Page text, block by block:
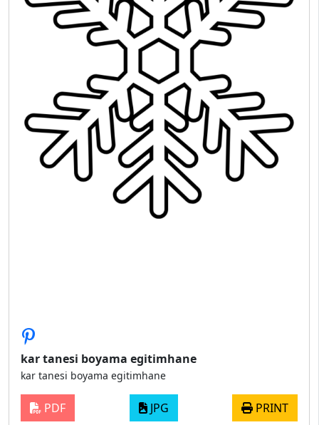
kar tanesi boyama egitimhane
kar tanesi boyama egitimhane
PDF JPG PRINT